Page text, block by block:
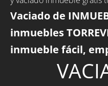
Vaciado de
inmuebles
inmueble fácil,